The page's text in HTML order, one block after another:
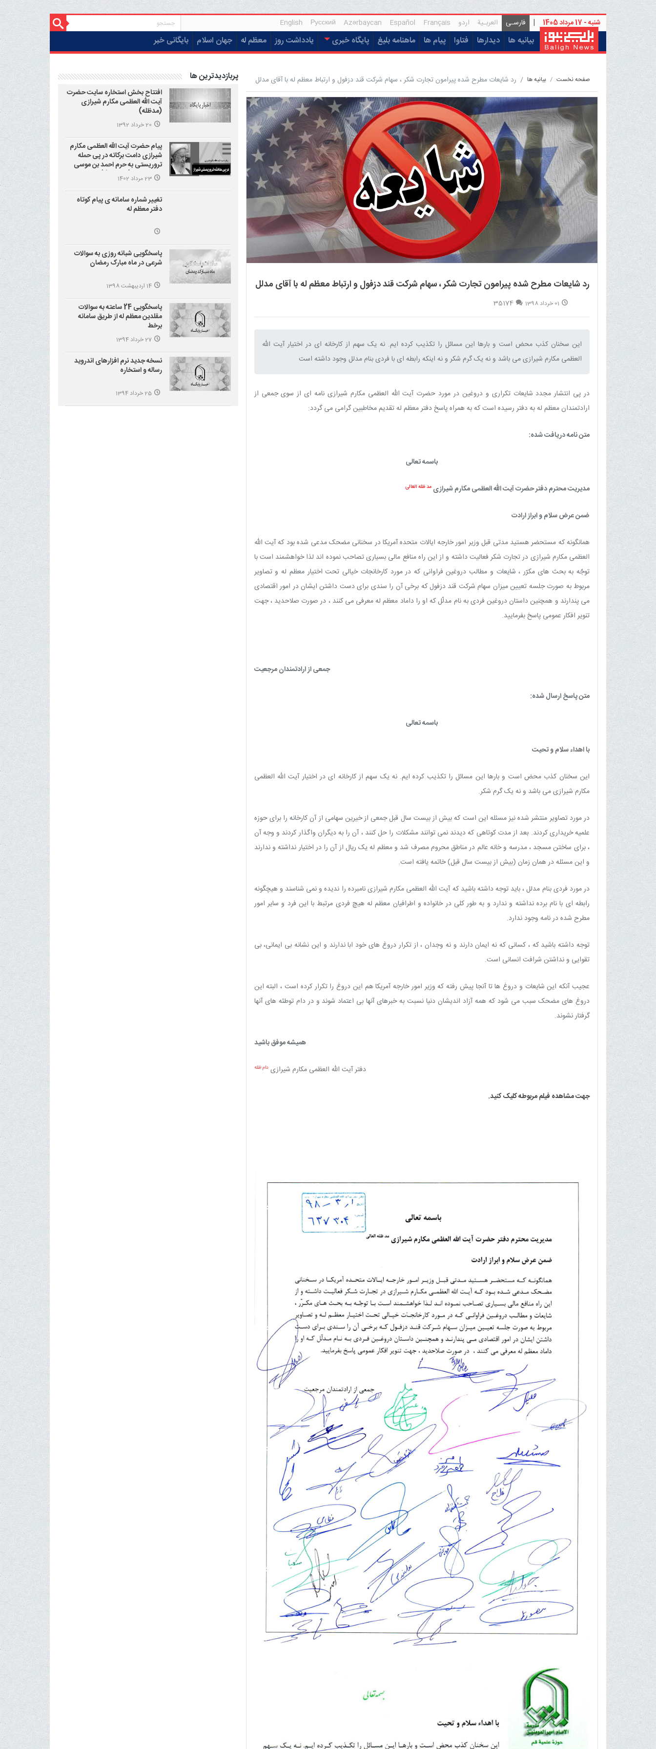
شنبه - 17 مرداد 1405 | فارسـی العربـیة اردو Français
Español
Azərbaycan
Русский
English
بیانیه ها دیدارها فتاوا پیام ها ماهنامه بلیغ پایگاه خبری یادداشت روز معظم له جهان اسلام بایگانی خبر
صفحه نخست بيانيه ها رد شایعات مطرح شده پیرامون تجارت شکر ، سهام شرکت قند دزفول و ارتباط معظم له با آقای مدلل
رد شایعات مطرح شده پیرامون تجارت شکر ، سهام شرکت قند دزفول و ارتباط معظم له با آقای مدلل
01 خرداد 1398 35174
این سخنان کذب محض است و بارها این مسائل را تکذیب کرده ایم. نه یک سهم از کارخانه اى در اختیار آیت الله
العظمی مکارم شیرازی می باشد و نه یک گرم شکر و نه اینکه رابطه ای با فردی بنام مدلل وجود داشته است‌
در پی انتشار مجدد شایعات تکراری و دروغین در مورد حضرت آیت الله العظمی مکارم شیرازی نامه ای از سوی جمعی از
ارادتمندان معظم له به دفتر رسیده است که به همراه پاسخ دفتر معظم له تقدیم مخاطبین گرامی می گردد:
متن نامه دریافت شده:
باسمه تعالی
مدیریت محترم دفتر حضرت آیت الله العظمی مکارم شیرازی مد ظله العالی
ضمن عرض سلام و ابراز ارادت
همانگونه که مستحضر هستید مدتی قبل وزیر امور خارجه ایالات متحده آمریکا در سخنانی مضحک مدعی شده بود که آیت الله
العظمی مکارم شیرازی در تجارت شکر فعالیت داشته و از این راه منافع مالی بسیاری تصاحب نموده اند لذا خواهشمند است با
توجّه به بحث هاى مکرّر ، شایعات و مطالب دروغین فراوانی که در مورد کارخانجات خیالی تحت اختیار معظم له و تصاویر
مربوط به صورت جلسه تعیین میزان سهام شرکت قند دزفول که برخی آن را سندی برای دست داشتن ایشان در امور اقتصادی
می پندارند و همچنین داستان دروغین فردی به نام مدلّل که او را داماد معظم له معرفی می کنند ، در صورت صلاحدید ، جهت
تنویر افکار عمومی پاسخ بفرمایید.
جمعی از ارادتمندان مرجعیت
متن پاسخ ارسال شده:
باسمه تعالی
با اهداء سلام و تحیت
این سخنان کذب محض است و بارها این مسائل را تکذیب کرده ایم. نه یک سهم از کارخانه اى در اختیار آیت الله العظمی
مکارم شیرازی می باشد و نه یک گرم شکر.
در مورد تصاویر منتشر شده نیز مسئله این است که بیش از بیست سال قبل جمعی از خیرین سهامی از آن کارخانه را برای حوزه
علمیه خریداری کردند. بعد از مدت کوتاهی که دیدند نمی توانند مشکلات را حل کنند ، آن را به دیگران واگذار کردند و وجه آن
، برای ساختن مسجد ، مدرسه و خانه عالم در مناطق محروم مصرف شد و معظم له یک ریال از آن را در اختیار نداشته و ندارند
و این مسئله در همان زمان (بیش از بیست سال قبل) خاتمه یافته است.
در مورد فردی بنام مدلل ، باید توجه داشته باشید که آیت الله العظمی مکارم شیرازی نامبرده را ندیده و نمی شناسند و هیچگونه
رابطه ای با نام برده نداشته و ندارد و به طور کلی در خانواده و اطرافیان معظم له هیچ فردی مرتبط با این فرد و سایر امور
مطرح شده در نامه وجود ندارد.
توجه داشته باشید که ، کسانی که نه ایمان دارند و نه وجدان ، از تکرار دروغ های خود ابا ندارند و این نشانه بى ایمانى، بى
تقوایى و نداشتن شرافت انسانى است.
عجیب آنکه این شایعات و دروغ ها تا آنجا پیش رفته که وزیر امور خارجه آمریکا هم این دروغ را تکرار کرده است ، البته این
دروغ هاى مضحک سبب مى شود که همه آزاد اندیشان دنیا نسبت به خبرهاى آنها بى اعتماد شوند و در دام توطئه هاى آنها
گرفتار نشوند.
همیشه موفق باشید
دفتر آیت الله العظمی مکارم شیرازیدام ظله
جهت مشاهده فیلم مربوطه کلیک کنید.
پربازدیدترین ها
افتتاح بخش استخاره سایت حضرت
آیت الله العظمی مکارم شیرازی
(مدظله)
20 خرداد 1392
پیام حضرت آیت الله العظمی مکارم
شیرازی دامت برکاته در پی حمله
تروریستی به حرم احمد بن موسی
علیه السلام (شاهچراغ)
23 مرداد 1402
تغییر شماره سامانه ی پیام کوتاه
دفتر معظم له
پاسخگویی شبانه روزی به سوالات
شرعی در ماه مبارک رمضان
14 اردیبهشت 1398
پاسخگویی 24 ساعته به سوالات
مقلدین معظم له از طریق سامانه
برخط
27 خرداد 1394
نسخه جدید نرم افزارهای اندروید
رساله و استخاره
25 خرداد 1394